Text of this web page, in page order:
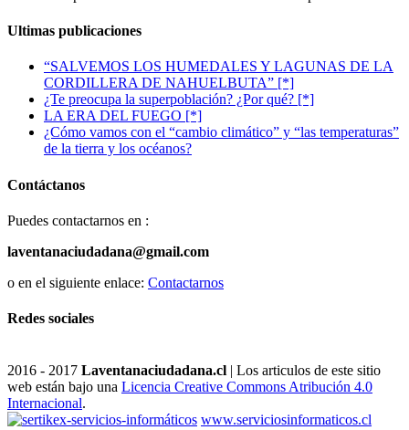
Ultimas publicaciones
“SALVEMOS LOS HUMEDALES Y LAGUNAS DE LA
CORDILLERA DE NAHUELBUTA” [*]
¿Te preocupa la superpoblación? ¿Por qué? [*]
LA ERA DEL FUEGO [*]
¿Cómo vamos con el “cambio climático” y “las temperaturas”
de la tierra y los océanos?
Contáctanos
Puedes contactarnos en :
laventanaciudadana@gmail.com
o en el siguiente enlace: Contactarnos
Redes sociales
2016 - 2017 Laventanaciudadana.cl | Los articulos de este sitio
web están bajo una Licencia Creative Commons Atribución 4.0
Internacional.
www.serviciosinformaticos.cl